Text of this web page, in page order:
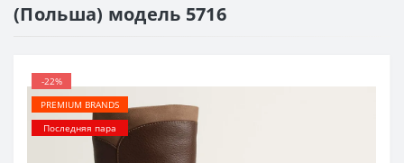
(Польша) модель 5716
-22%
PREMIUM BRANDS
Последняя пара